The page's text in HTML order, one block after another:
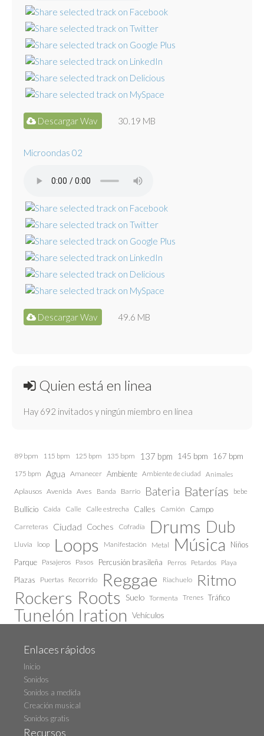
Descargar Wav 30.19 MB
Microondas 02
Descargar Wav 49.6 MB
Quien está en linea
Hay 692 invitados y ningún miembro en línea
89 bpm 115 bpm 125 bpm 135 bpm 137 bpm 145 bpm 167 bpm
175 bpm Agua Amanecer Ambiente Ambiente de ciudad Animales
Aplausos Avenida Aves Banda Barrio Bateria Baterías bebe
Bullicio Caida Calle Calle estrecha Calles Camión Campo
Carreteras Ciudad Coches Cofradía Drums Dub
Lluvia loop Loops Manifestación Metal Música
Niños
Parque Pasajeros Pasos Percusión brasileña Perros Petardos Playa
Plazas Puertas Recorrido Reggae Riachuelo Ritmo
Rockers Roots Suelo Tormenta Trenes Tráfico
Tunelón Iration Vehículos
Enlaces rápidos
Inicio
Sonidos
Sonidos a medida
Creación musical
Sonidos gratis
Recursos